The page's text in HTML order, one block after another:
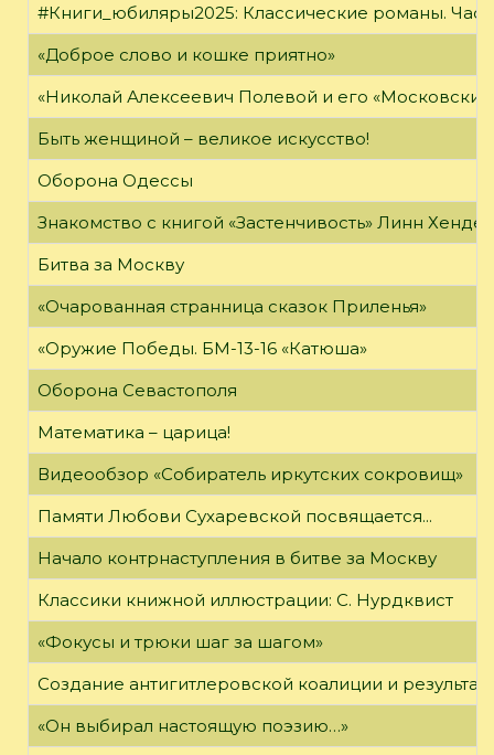
#Книги_юбиляры2025: Классические романы.
«Доброе слово и кошке приятно»
«Николай Алексеевич Полевой и его «Московский
Быть женщиной – великое искусство!
Оборона Одессы
Знакомство с книгой «Застенчивость» Линн
Битва за Москву
«Очарованная странница сказок Приленья»
«Оружие Победы. БМ-13-16 «Катюша»
Оборона Севастополя
Математика – царица!
Видеообзор «Собиратель иркутских сокровищ»
Памяти Любови Сухаревской посвящается...
Начало контрнаступления в битве за Москву
Классики книжной иллюстрации: С. Нурдквист
«Фокусы и трюки шаг за шагом»
Создание антигитлеровской коалиции и
«Он выбирал настоящую поэзию…»